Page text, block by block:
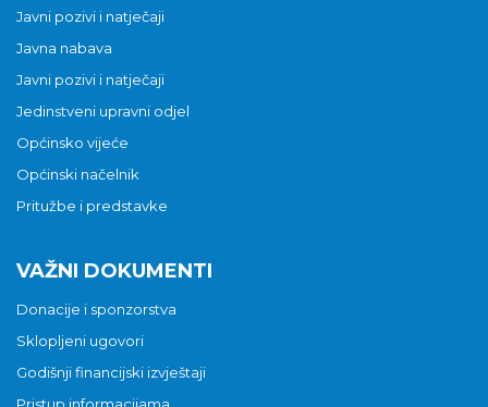
Javni pozivi i natječaji
Javna nabava
Javni pozivi i natječaji
Jedinstveni upravni odjel
Općinsko vijeće
Općinski načelnik
Pritužbe i predstavke
VAŽNI DOKUMENTI
Donacije i sponzorstva
Sklopljeni ugovori
Godišnji financijski izvještaji